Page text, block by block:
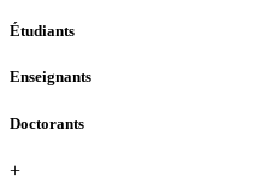
Étudiants
Enseignants
Doctorants
+